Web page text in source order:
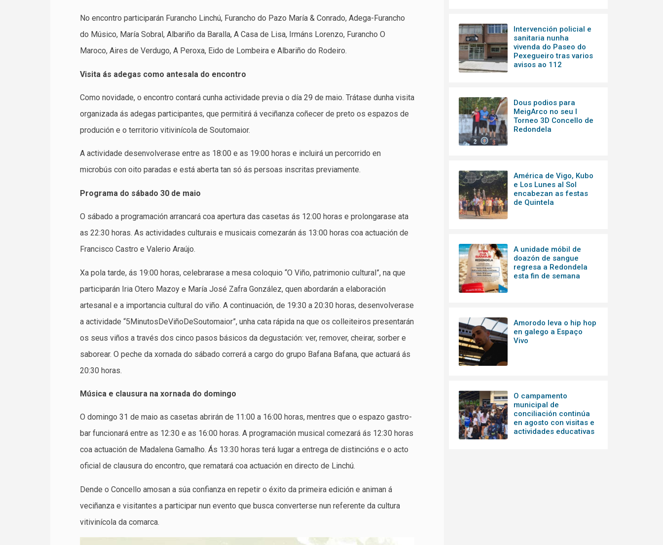
No encontro participarán Furancho Linchú, Furancho do Pazo María & Conrado, Adega-Furancho
do Músico, María Sobral, Albariño da Baralla, A Casa de Lisa, Irmáns Lorenzo, Furancho O
Maroco, Aires de Verdugo, A Peroxa, Eido de Lombeira e Albariño do Rodeiro.
Visita ás adegas como antesala do encontro
Como novidade, o encontro contará cunha actividade previa o día 29 de maio. Trátase dunha visita
organizada ás adegas participantes, que permitirá á veciñanza coñecer de preto os espazos de
produción e o territorio vitivinícola de Soutomaior.
A actividade desenvolverase entre as 18:00 e as 19:00 horas e incluirá un percorrido en
microbús con oito paradas e está aberta tan só ás persoas inscritas previamente.
Programa do sábado 30 de maio
O sábado a programación arrancará coa apertura das casetas ás 12:00 horas e prolongarase ata
as 22:30 horas. As actividades culturais e musicais comezarán ás 13:00 horas coa actuación de
Francisco Castro e Valerio Araújo.
Xa pola tarde, ás 19:00 horas, celebrarase a mesa coloquio “O Viño, patrimonio cultural”, na que
participarán Iria Otero Mazoy e María José Zafra González, quen abordarán a elaboración
artesanal e a importancia cultural do viño. A continuación, de 19:30 a 20:30 horas, desenvolverase
a actividade “5MinutosDeViñoDeSoutomaior”, unha cata rápida na que os colleiteiros presentarán
os seus viños a través dos cinco pasos básicos da degustación: ver, remover, cheirar, sorber e
saborear. O peche da xornada do sábado correrá a cargo do grupo Bafana Bafana, que actuará ás
20:30 horas.
Música e clausura na xornada do domingo
O domingo 31 de maio as casetas abrirán de 11:00 a 16:00 horas, mentres que o espazo gastro-
bar funcionará entre as 12:30 e as 16:00 horas. A programación musical comezará ás 12:30 horas
coa actuación de Madalena Gamalho. Ás 13:30 horas terá lugar a entrega de distincións e o acto
oficial de clausura do encontro, que rematará coa actuación en directo de Linchú.
Dende o Concello amosan a súa confianza en repetir o éxito da primeira edición e animan á
veciñanza e visitantes a participar nun evento que busca converterse nun referente da cultura
vitivinícola da comarca.
Intervención policial e
sanitaria nunha
vivenda do Paseo do
Pexegueiro tras varios
avisos ao 112
Dous podios para
MeigArco no seu I
Torneo 3D Concello de
Redondela
América de Vigo, Kubo
e Los Lunes al Sol
encabezan as festas
de Quintela
A unidade móbil de
doazón de sangue
regresa a Redondela
esta fin de semana
Amorodo leva o hip hop
en galego a Espaço
Vivo
O campamento
municipal de
conciliación continúa
en agosto con visitas e
actividades educativas